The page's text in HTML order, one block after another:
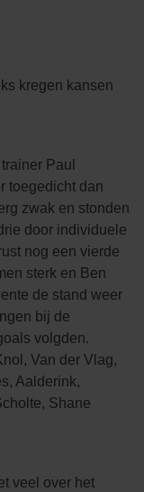
kregen kansen
Paul
toegedicht dan
zwak en stonden
door individuele
nog een vierde
sterk en Ben
de stand weer
bij de
volgden.
Van der Vlag,
Aalderink,
Shane
veel over het